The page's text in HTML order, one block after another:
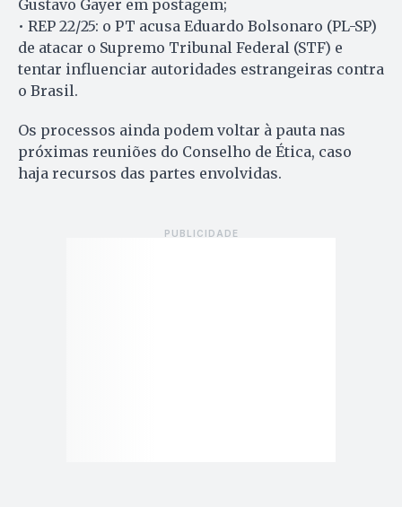
Gustavo Gayer em postagem;
• REP 22/25: o PT acusa Eduardo Bolsonaro (PL-SP)
de atacar o Supremo Tribunal Federal (STF) e
tentar influenciar autoridades estrangeiras contra
o Brasil.
Os processos ainda podem voltar à pauta nas
próximas reuniões do Conselho de Ética, caso
haja recursos das partes envolvidas.